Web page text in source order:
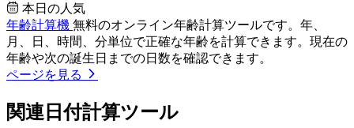
本日の人気
年齢計算機 無料のオンライン年齢計算ツールです。年、
月、日、時間、分単位で正確な年齢を計算できます。現在の
年齢や次の誕生日までの日数を確認できます。
ページを見る
関連日付計算ツール